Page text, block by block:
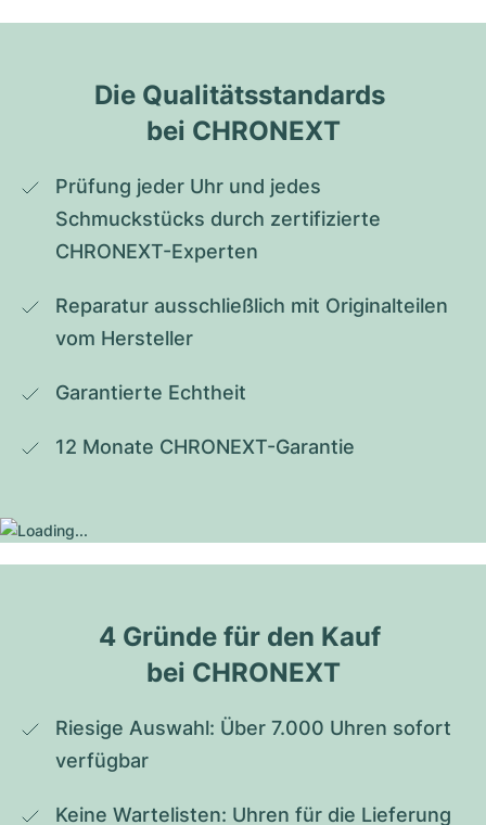
Die Qualitätsstandards
bei CHRONEXT
Prüfung jeder Uhr und jedes
Schmuckstücks durch zertifizierte
CHRONEXT-Experten
Reparatur ausschließlich mit Originalteilen
vom Hersteller
Garantierte Echtheit
12 Monate CHRONEXT-Garantie
4 Gründe für den Kauf
bei CHRONEXT
Riesige Auswahl: Über 7.000 Uhren sofort
verfügbar
Keine Wartelisten: Uhren für die Lieferung